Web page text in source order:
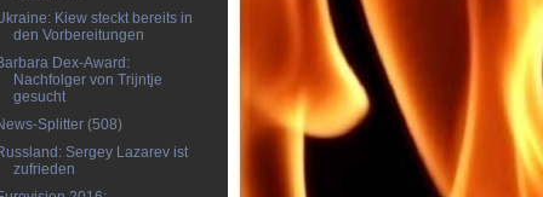
Kiew steckt bereits in
den Vorbereitungen
Dex-Award:
Nachfolger von Trijntje
gesucht
Splitter (508)
Sergey Lazarev ist
zufrieden